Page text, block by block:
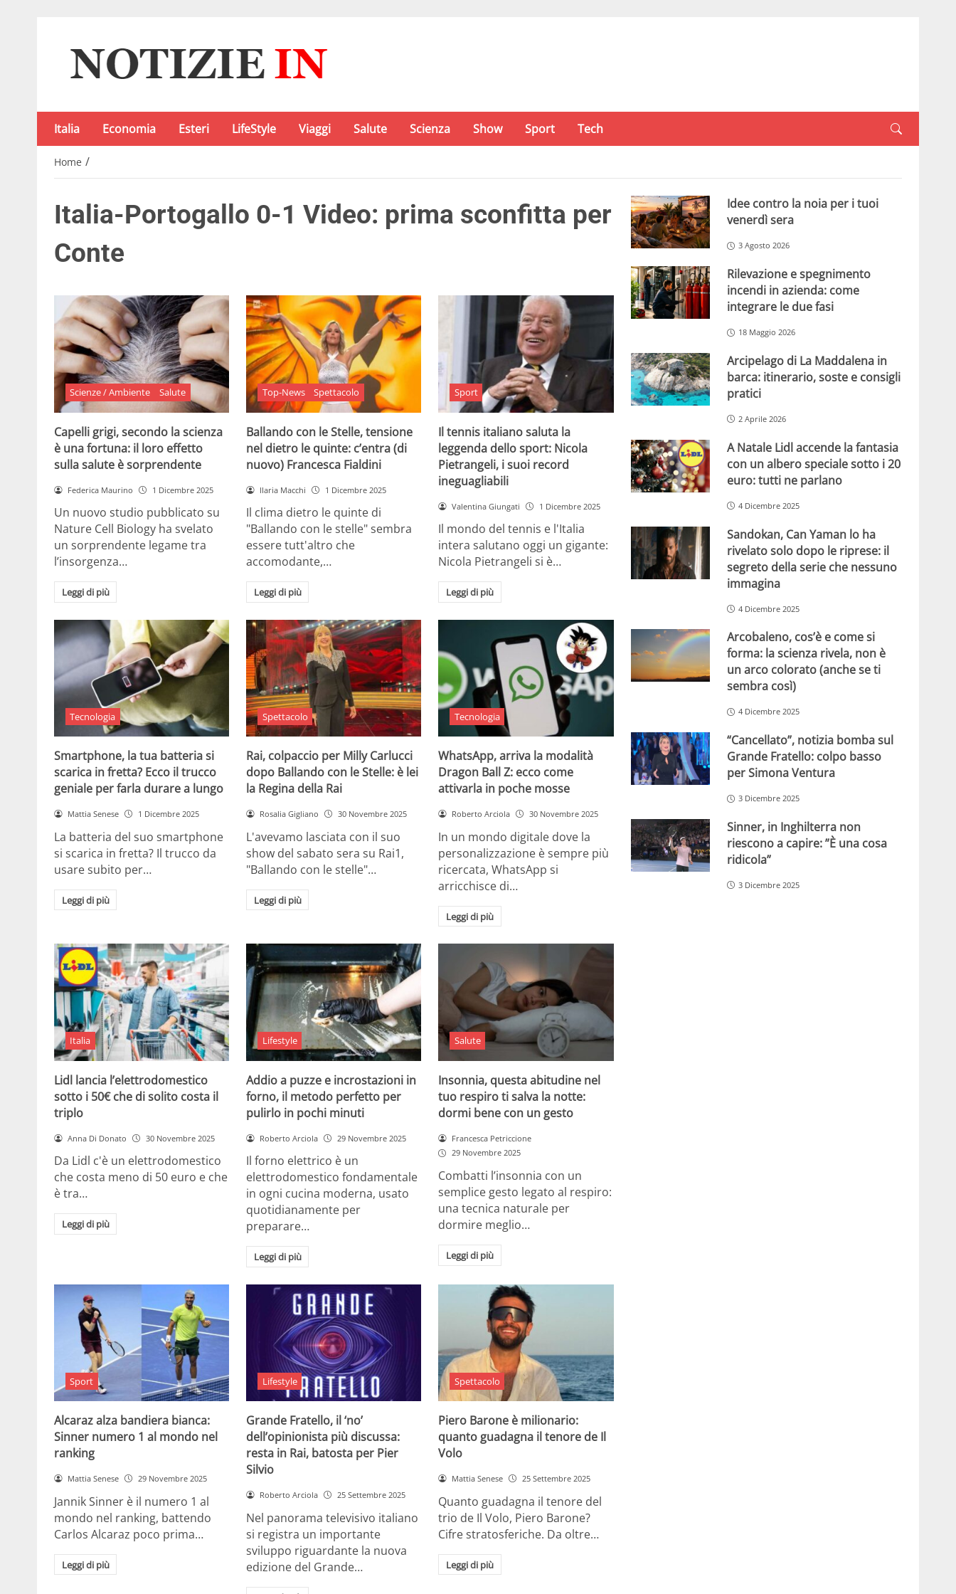
Italia Economia Esteri LifeStyle Viaggi Salute Scienza Show Sport Tech
Home /
Italia-Portogallo 0-1 Video: prima sconfitta per
Conte
Scienze / Ambiente Salute
Capelli grigi, secondo la scienza
è una fortuna: il loro effetto
sulla salute è sorprendente
Federica Maurino 1 Dicembre 2025
Un nuovo studio pubblicato su
Nature Cell Biology ha svelato
un sorprendente legame tra
l’insorgenza…
Leggi di più
Top-News Spettacolo
Ballando con le Stelle, tensione
nel dietro le quinte: c’entra (di
nuovo) Francesca Fialdini
Ilaria Macchi 1 Dicembre 2025
Il clima dietro le quinte di
"Ballando con le stelle" sembra
essere tutt'altro che
accomodante,…
Leggi di più
Sport
Il tennis italiano saluta la
leggenda dello sport: Nicola
Pietrangeli, i suoi record
ineguagliabili
Valentina Giungati 1 Dicembre 2025
Il mondo del tennis e l'Italia
intera salutano oggi un gigante:
Nicola Pietrangeli si è…
Leggi di più
Tecnologia
Smartphone, la tua batteria si
scarica in fretta? Ecco il trucco
geniale per farla durare a lungo
Mattia Senese 1 Dicembre 2025
La batteria del suo smartphone
si scarica in fretta? Il trucco da
usare subito per…
Leggi di più
Spettacolo
Rai, colpaccio per Milly Carlucci
dopo Ballando con le Stelle: è lei
la Regina della Rai
Rosalia Gigliano 30 Novembre 2025
L'avevamo lasciata con il suo
show del sabato sera su Rai1,
"Ballando con le stelle"…
Leggi di più
Tecnologia
WhatsApp, arriva la modalità
Dragon Ball Z: ecco come
attivarla in poche mosse
Roberto Arciola 30 Novembre 2025
In un mondo digitale dove la
personalizzazione è sempre più
ricercata, WhatsApp si
arricchisce di…
Leggi di più
Italia
Lidl lancia l’elettrodomestico
sotto i 50€ che di solito costa il
triplo
Anna Di Donato 30 Novembre 2025
Da Lidl c'è un elettrodomestico
che costa meno di 50 euro e che
è tra…
Leggi di più
Lifestyle
Addio a puzze e incrostazioni in
forno, il metodo perfetto per
pulirlo in pochi minuti
Roberto Arciola 29 Novembre 2025
Il forno elettrico è un
elettrodomestico fondamentale
in ogni cucina moderna, usato
quotidianamente per
preparare…
Leggi di più
Salute
Insonnia, questa abitudine nel
tuo respiro ti salva la notte:
dormi bene con un gesto
Francesca Petriccione
29 Novembre 2025
Combatti l’insonnia con un
semplice gesto legato al respiro:
una tecnica naturale per
dormire meglio…
Leggi di più
Sport
Alcaraz alza bandiera bianca:
Sinner numero 1 al mondo nel
ranking
Mattia Senese 29 Novembre 2025
Jannik Sinner è il numero 1 al
mondo nel ranking, battendo
Carlos Alcaraz poco prima…
Leggi di più
Lifestyle
Grande Fratello, il ‘no’
dell’opinionista più discussa:
resta in Rai, batosta per Pier
Silvio
Roberto Arciola 25 Settembre 2025
Nel panorama televisivo italiano
si registra un importante
sviluppo riguardante la nuova
edizione del Grande…
Spettacolo
Piero Barone è milionario:
quanto guadagna il tenore de Il
Volo
Mattia Senese 25 Settembre 2025
Quanto guadagna il tenore del
trio de Il Volo, Piero Barone?
Cifre stratosferiche. Da oltre…
Leggi di più
Idee contro la noia per i tuoi
venerdì sera
3 Agosto 2026
Rilevazione e spegnimento
incendi in azienda: come
integrare le due fasi
18 Maggio 2026
Arcipelago di La Maddalena in
barca: itinerario, soste e consigli
pratici
2 Aprile 2026
A Natale Lidl accende la fantasia
con un albero speciale sotto i 20
euro: tutti ne parlano
4 Dicembre 2025
Sandokan, Can Yaman lo ha
rivelato solo dopo le riprese: il
segreto della serie che nessuno
immagina
4 Dicembre 2025
Arcobaleno, cos’è e come si
forma: la scienza rivela, non è
un arco colorato (anche se ti
sembra così)
4 Dicembre 2025
“Cancellato”, notizia bomba sul
Grande Fratello: colpo basso
per Simona Ventura
3 Dicembre 2025
Sinner, in Inghilterra non
riescono a capire: ”È una cosa
ridicola”
3 Dicembre 2025